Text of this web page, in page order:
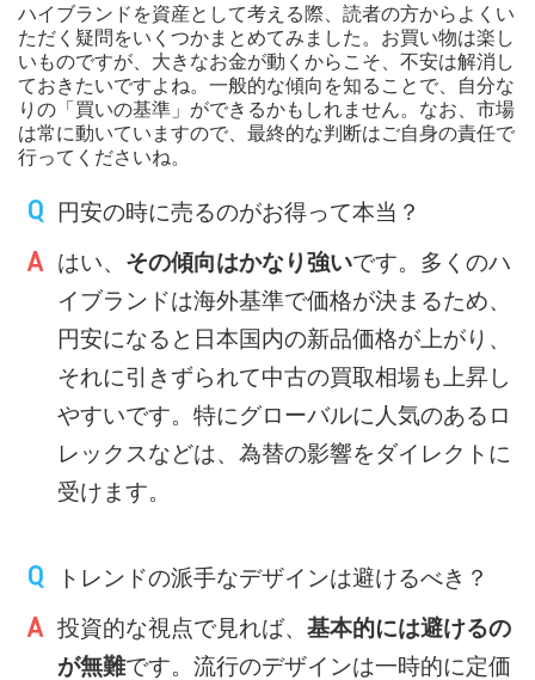
ハイブランドを資産として考える際、読者の方からよくい
ただく疑問をいくつかまとめてみました。お買い物は楽し
いものですが、大きなお金が動くからこそ、不安は解消し
ておきたいですよね。一般的な傾向を知ることで、自分な
りの「買いの基準」ができるかもしれません。なお、市場
は常に動いていますので、最終的な判断はご自身の責任で
行ってくださいね。
円安の時に売るのがお得って本当？
はい、 その傾向はかなり強いです。多くのハ
イブランドは海外基準で価格が決まるため、
円安になると日本国内の新品価格が上がり、
それに引きずられて中古の買取相場も上昇し
やすいです。特にグローバルに人気のあるロ
レックスなどは、為替の影響をダイレクトに
受けます。
トレンドの派手なデザインは避けるべき？
投資的な視点で見れば、基本的には避けるの
が無難です。流行のデザインは一時的に定価